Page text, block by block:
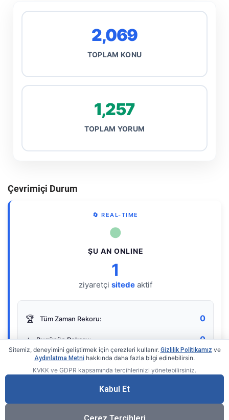
2,069
TOPLAM KONU
1,257
TOPLAM YORUM
Çevrimiçi Durum
🔄 REAL-TIME
●
ŞU AN ONLINE
1
ziyaretçi sitede aktif
🏆 Tüm Zaman Rekoru: 0
⭐ Bugünün Rekoru: 0
Gerçek zamanlı sayaç
Sitemiz, deneyimini geliştirmek için çerezleri kullanır. Gizlilik Politikamız ve
Aydınlatma Metni hakkında daha fazla bilgi edinebilirsin.
KVKK ve GDPR kapsamında tercihlerinizi yönetebilirsiniz.
Kabul Et